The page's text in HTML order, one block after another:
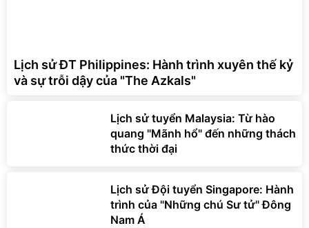
Lịch sử ĐT Philippines: Hành trình xuyên thế kỷ
và sự trỗi dậy của "The Azkals"
Lịch sử tuyển Malaysia: Từ hào
quang "Mãnh hổ" đến những thách
thức thời đại
Lịch sử Đội tuyển Singapore: Hành
trình của "Những chú Sư tử" Đông
Nam Á